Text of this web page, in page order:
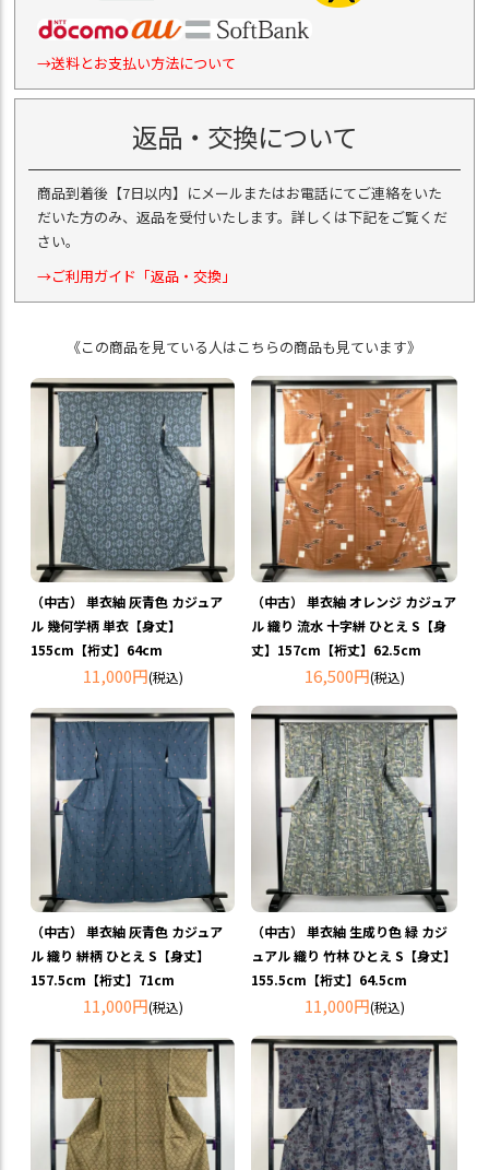
→送料とお支払い方法について
返品・交換について
商品到着後【7日以内】にメールまたはお電話にてご連絡をいた
だいた方のみ、返品を受付いたします。詳しくは下記をご覧くだ
さい。
→ご利用ガイド「返品・交換」
《この商品を見ている人はこちらの商品も見ています》
（中古） 単衣紬 灰青色 カジュア
ル 幾何学柄 単衣【身丈】
155cm【裄丈】64cm
11,000円(税込)
（中古） 単衣紬 オレンジ カジュア
ル 織り 流水 十字絣 ひとえ S【身
丈】157cm【裄丈】62.5cm
16,500円(税込)
（中古） 単衣紬 灰青色 カジュア
ル 織り 絣柄 ひとえ S【身丈】
157.5cm【裄丈】71cm
11,000円(税込)
（中古） 単衣紬 生成り色 緑 カジ
ュアル 織り 竹林 ひとえ S【身丈】
155.5cm【裄丈】64.5cm
11,000円(税込)